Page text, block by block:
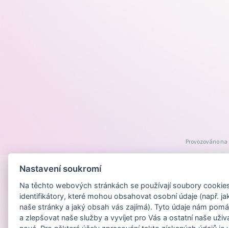
Provozováno
Nastavení soukromí
Na těchto webových stránkách se používají soubory
identifikátory, které mohou obsahovat osobní údaje (např.
naše stránky a jaký obsah vás zajímá). Tyto údaje nám
a zlepšovat naše služby a vyvíjet pro Vás a ostatní naše